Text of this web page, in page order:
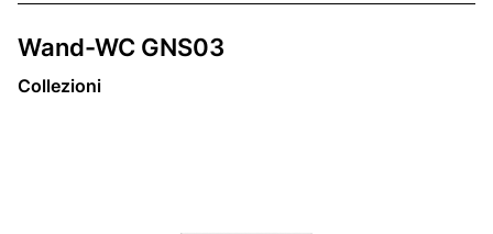
Wand-WC GNS03
Collezioni